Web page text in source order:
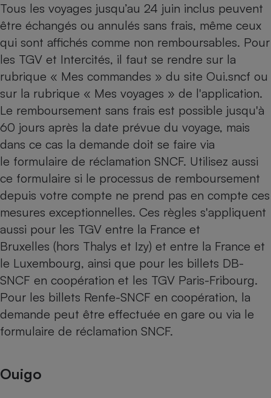
Tous les voyages jusqu’au 24 juin inclus peuvent
être échangés ou annulés sans frais, même ceux
qui sont affichés comme non remboursables. Pour
les TGV et Intercités, il faut se rendre sur la
rubrique « Mes commandes » du site Oui.sncf ou
sur la rubrique « Mes voyages » de l'application.
Le remboursement sans frais est possible jusqu'à
60 jours après la date prévue du voyage, mais
dans ce cas la demande doit se faire via
le formulaire de réclamation SNCF. Utilisez aussi
ce formulaire si le processus de remboursement
depuis votre compte ne prend pas en compte ces
mesures exceptionnelles. Ces règles s'appliquent
aussi pour les TGV entre la France et
Bruxelles (hors Thalys et Izy) et entre la France et
le Luxembourg, ainsi que pour les billets DB-
SNCF en coopération et les TGV Paris-Fribourg.
Pour les billets Renfe-SNCF en coopération, la
demande peut être effectuée en gare ou via le
formulaire de réclamation SNCF.
Ouigo
Climatiseur -
Cafetière à expressos
Antivirus
Climatiseur -
Ventilateur